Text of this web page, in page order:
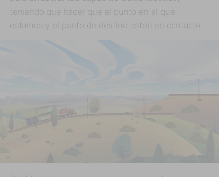
teniendo que hacer que el punto en el que
estamos y el punto de destino estén en contacto.